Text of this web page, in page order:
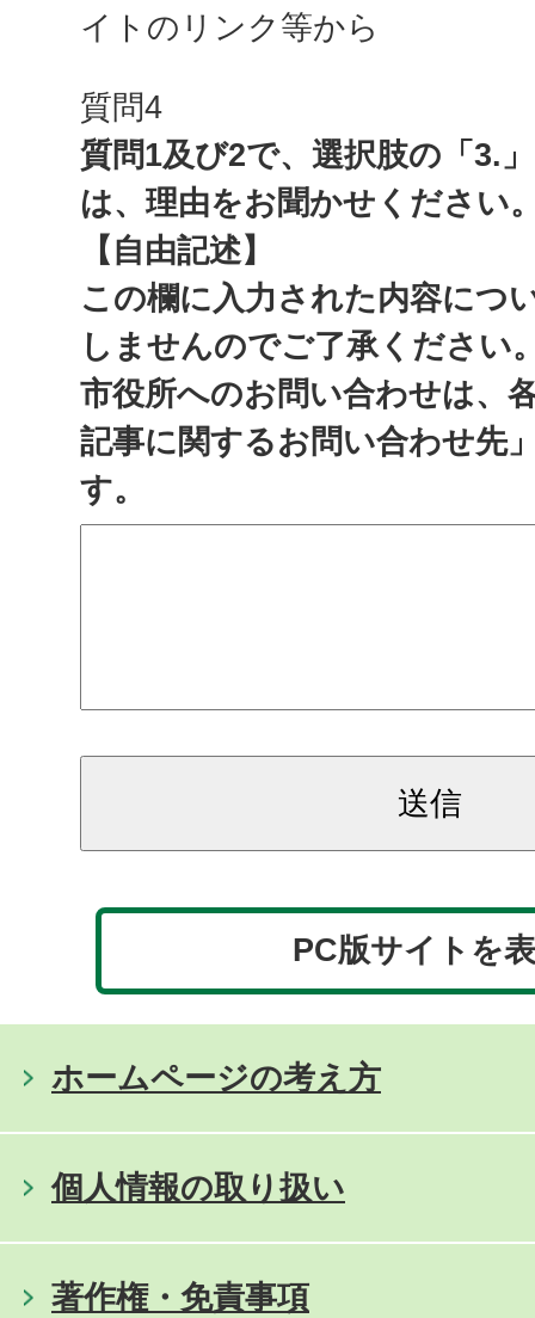
イトのリンク等から
質問4
質問1及び2で、選択肢の「3.
は、理由をお聞かせください
【自由記述】
この欄に入力された内容につ
しませんのでご了承ください
市役所へのお問い合わせは、
記事に関するお問い合わせ先
す。
PC版サイトを
ホームページの考え方
個人情報の取り扱い
著作権・免責事項